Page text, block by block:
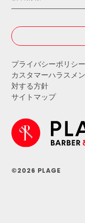
プライバシーポリシー
カスタマーハラスメ
対する方針
サイトマップ
©2026 PLAGE